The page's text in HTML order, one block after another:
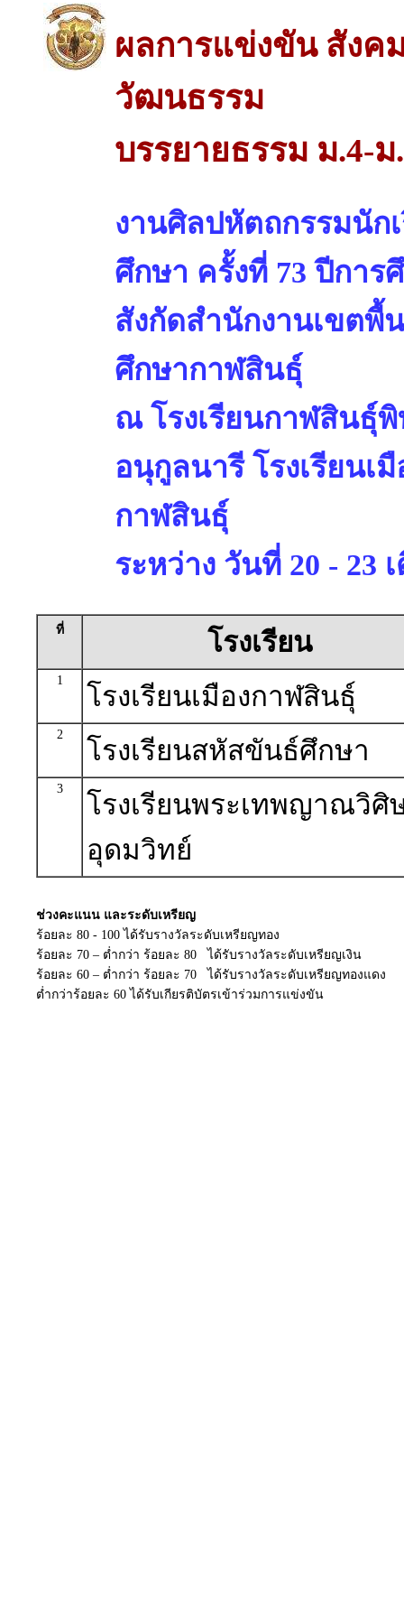
ผลการแข่งขัน สังค
วัฒนธรรม
บรรยายธรรม ม.4-ม
งานศิลปหัตถกรรมนัก
ศึกษา ครั้งที่ 73 ปีการ
สังกัดสำนักงานเขตพื้
ศึกษากาฬสินธุ์
ณ โรงเรียนกาฬสินธุ์พิ
อนุกูลนารี โรงเรียนเ
กาฬสินธุ์
ระหว่าง วันที่ 20 - 23
ที่ โรงเรียน
1
โรงเรียนเมืองกาฬสินธุ์
2
โรงเรียนสหัสขันธ์ศึกษา
3
โรงเรียนพระเทพญาณวิศิ
อุดมวิทย์
ช่วงคะแนน และระดับเหรียญ
ร้อยละ 80 - 100 ได้รับรางวัลระดับเหรียญทอง
ร้อยละ 70 – ต่ำกว่า ร้อยละ 80 ได้รับรางวัลระดับเหรียญเงิน
ร้อยละ 60 – ต่ำกว่า ร้อยละ 70 ได้รับรางวัลระดับเหรียญทองแดง
ต่ำกว่าร้อยละ 60 ได้รับเกียรติบัตรเข้าร่วมการแข่งขัน